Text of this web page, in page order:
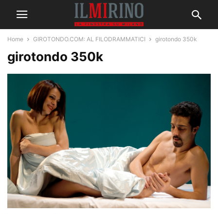
Home GIROTONDO.COM: AL FILODRAMMATICI girotondo 350k
girotondo 350k